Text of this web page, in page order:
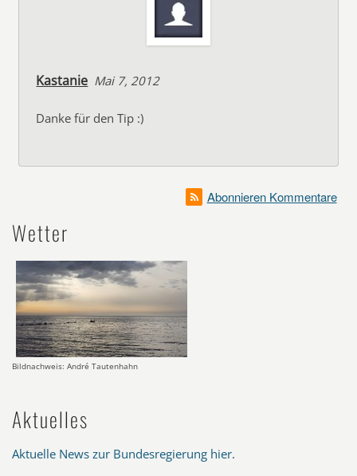
Kastanie Mai 7, 2012
Danke für den Tip :)
Abonnieren Kommentare
Wetter
Bildnachweis: André Tautenhahn
Aktuelles
Aktuelle News zur Bundesregierung hier.